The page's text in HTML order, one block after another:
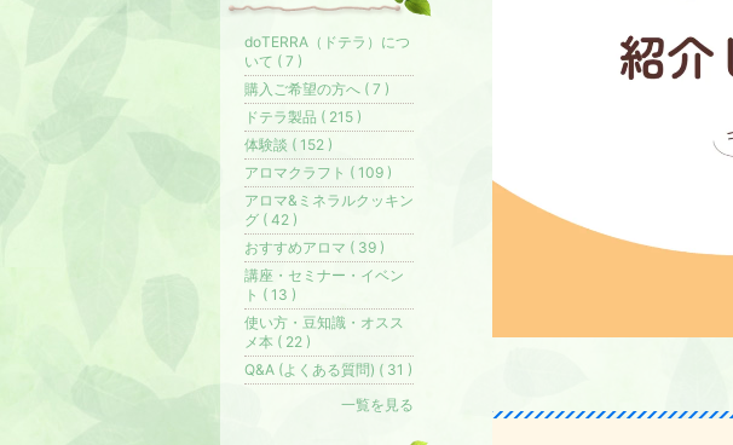
doTERRA（ドテラ）につ
いて ( 7 )
購入ご希望の方へ ( 7 )
ドテラ製品 ( 215 )
体験談 ( 152 )
アロマクラフト ( 109 )
アロマ&ミネラルクッキン
グ ( 42 )
おすすめアロマ ( 39 )
講座・セミナー・イベン
ト ( 13 )
使い方・豆知識・オスス
メ本 ( 22 )
Q&A (よくある質問) ( 31 )
一覧を見る